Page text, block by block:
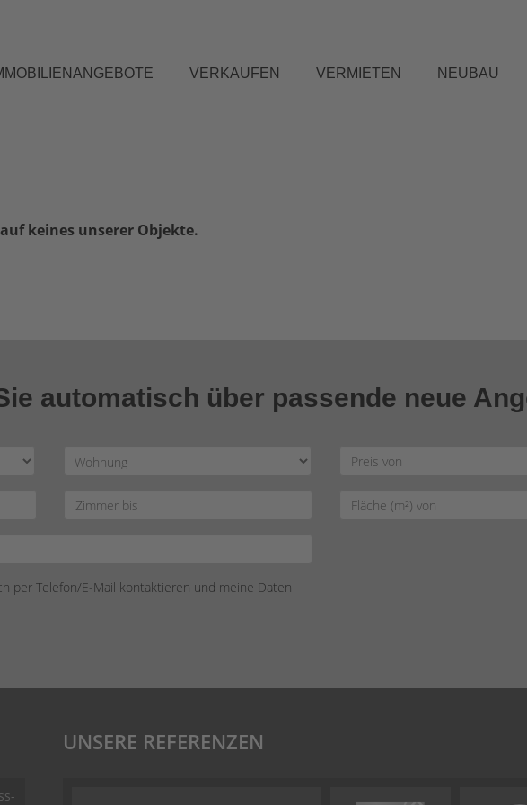
VERKAUFEN VERMIETEN NEUBAU
keines unserer Objekte.
automatisch über passende neue
per Telefon/E-Mail kontaktieren und meine Daten
UNSERE REFERENZEN